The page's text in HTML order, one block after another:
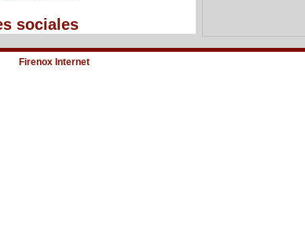
sociales
Firenox Internet